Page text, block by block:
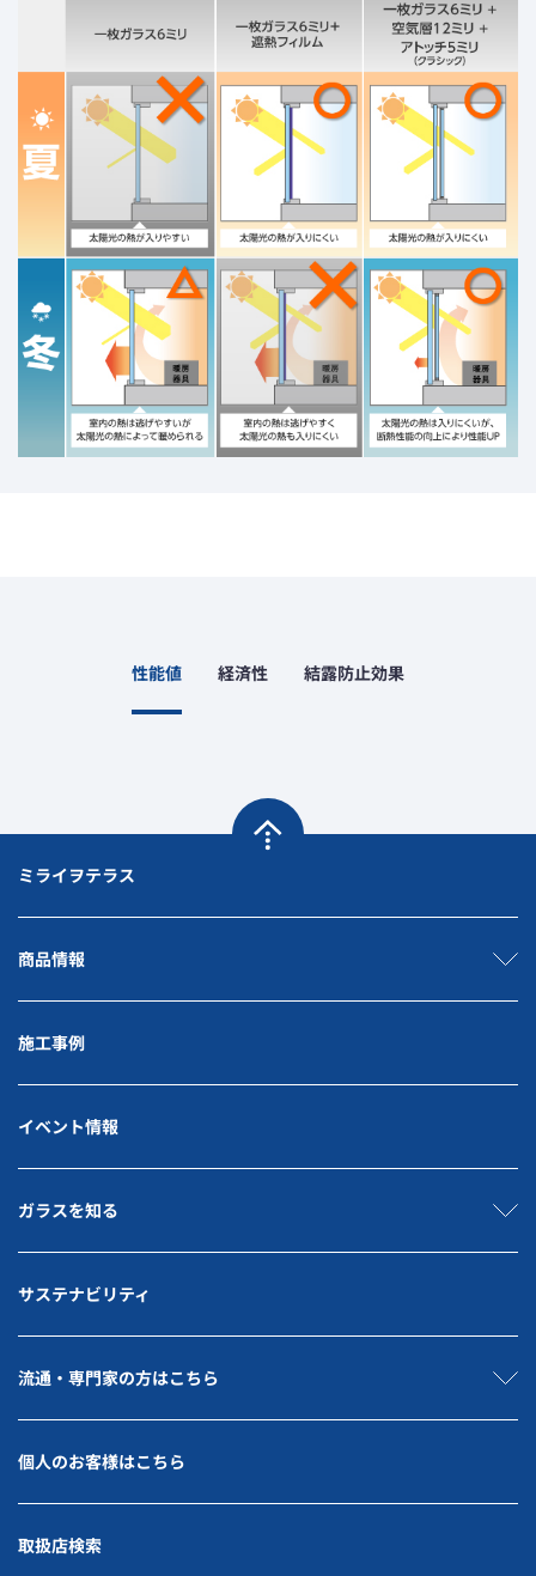
性能値 経済性 結露防止効果
ミライヲテラス
商品情報
施工事例
イベント情報
ガラスを知る
サステナビリティ
流通・専門家の方はこちら
個人のお客様はこちら
取扱店検索